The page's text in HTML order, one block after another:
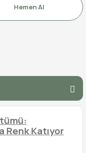
Hemen Al
Renk Katıyor